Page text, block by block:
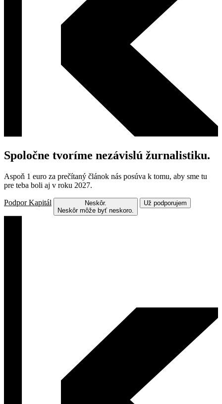
Spoločne tvoríme nezávislú žurnalistiku.
Aspoň 1 euro za prečítaný článok nás posúva k tomu, aby sme tu
pre teba boli aj v roku 2027.
Podpor Kapitál
Neskôr.
Neskôr môže byť neskoro.
Už podporujem